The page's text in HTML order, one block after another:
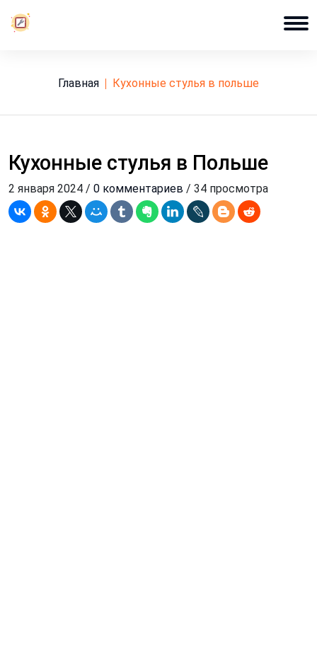
Главная кухонные стулья в польше
Кухонные стулья в Польше
2 января 2024 / 0 комментариев / 34 просмотра